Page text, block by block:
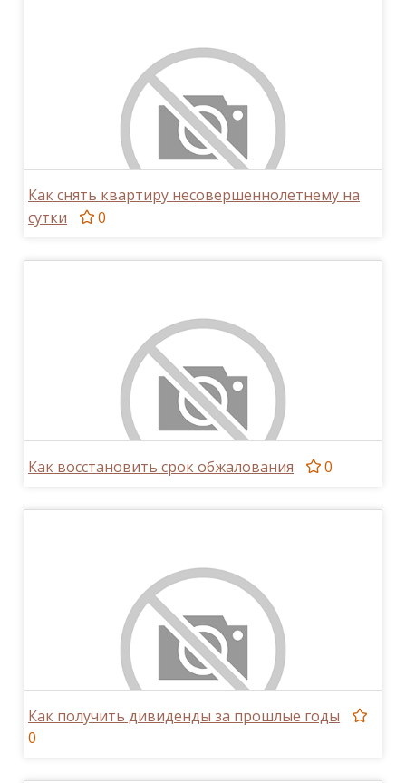
Как снять квартиру несовершеннолетнему на
сутки
0
Как восстановить срок обжалования 0
Как получить дивиденды за прошлые годы
0